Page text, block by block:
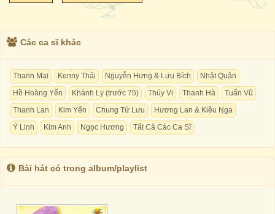
Các ca sĩ khác
Thanh Mai Kenny Thái Nguyễn Hưng & Lưu Bích
Nhật Quân
Hồ Hoàng Yến
Khánh Ly (trước 75) Thúy Vi Thanh Hà
Tuấn Vũ
Thanh Lan
Kim Yến Chung Tử Lưu
Hương Lan & Kiều Nga
Ý Linh
Kim Anh Ngọc Hương Tất Cả Các Ca Sĩ
Bài hát có trong album/playlist